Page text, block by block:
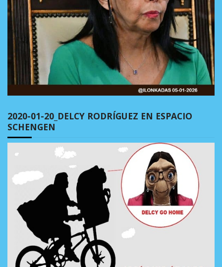
2020-01-20_DELCY RODRÍGUEZ EN ESPACIO
SCHENGEN